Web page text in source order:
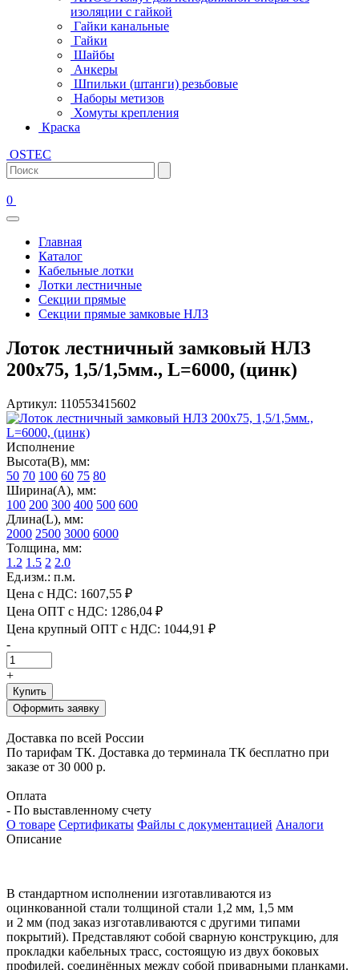
изоляции с гайкой
Гайки канальные
Гайки
Шайбы
Анкеры
Шпильки (штанги) резьбовые
Наборы метизов
Хомуты крепления
Краска
OSTEC
0
Главная
Каталог
Кабельные лотки
Лотки лестничные
Секции прямые
Секции прямые замковые НЛЗ
Лоток лестничный замковый НЛЗ
200х75, 1,5/1,5мм., L=6000, (цинк)
Артикул: 110553415602
Исполнение
Высота(В), мм:
50 70 100 60 75 80
Ширина(А), мм:
100 200 300 400 500 600
Длина(L), мм:
2000 2500 3000 6000
Толщина, мм:
1.2 1.5 2 2.0
Ед.изм.: п.м.
Цена с НДС: 1607,55 ₽
Цена ОПТ с НДС: 1286,04 ₽
Цена крупный ОПТ с НДС: 1044,91 ₽
-
+
Купить
Оформить заявку
Доставка по всей России
По тарифам ТК. Доставка до терминала ТК бесплатно при
заказе от 30 000 р.
Оплата
- По выставленному счету
О товаре Сертификаты Файлы с документацией Аналоги
Описание
В стандартном исполнении изготавливаются из
оцинкованной стали толщиной стали 1,2 мм, 1,5 мм
и 2 мм (под заказ изготавливаются с другими типами
покрытий). Представляют собой сварную конструкцию, для
прокладки кабельных трасс, состоящую из двух боковых
профилей, соединённых между собой приварными планками.